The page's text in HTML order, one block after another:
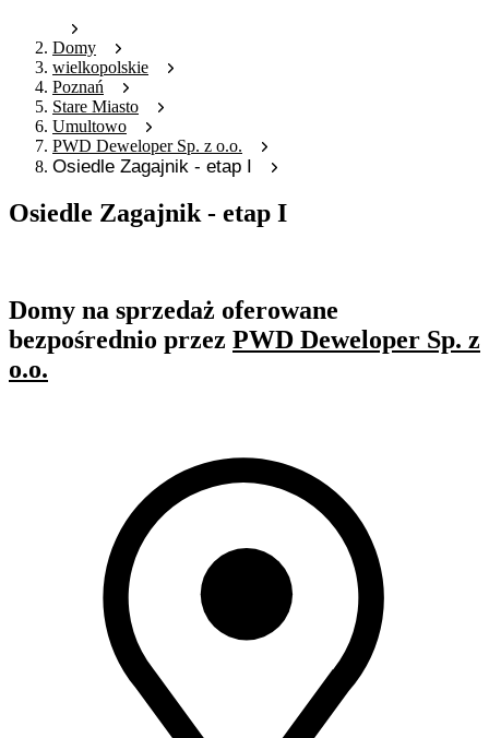
Domy
wielkopolskie
Poznań
Stare Miasto
Umultowo
PWD Deweloper Sp. z o.o.
Osiedle Zagajnik - etap I
Osiedle Zagajnik - etap I
Domy na sprzedaż oferowane
bezpośrednio przez PWD Deweloper Sp. z
o.o.